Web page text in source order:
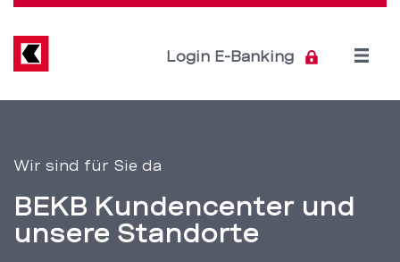
Kundencenter
und
Standorte
Direkt
Inhalt
Login E-Banking
Open
Wir sind für Sie da
BEKB Kundencenter und
unsere Standorte